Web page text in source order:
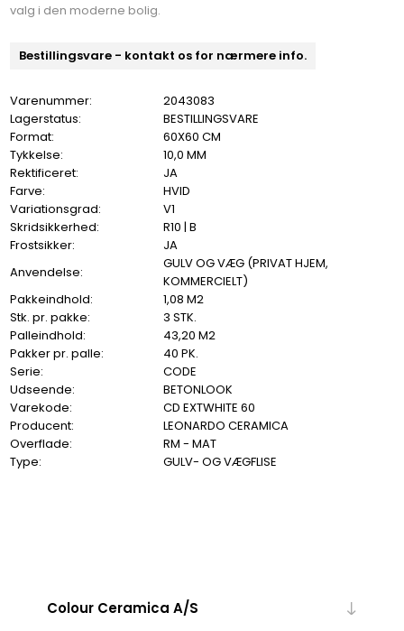
valg i den moderne bolig.
Bestillingsvare - kontakt os for nærmere info.
Varenummer:
2043083
Lagerstatus:
BESTILLINGSVARE
Format:
60X60 CM
Tykkelse:
10,0 MM
Rektificeret:
JA
Farve:
HVID
Variationsgrad:
V1
Skridsikkerhed:
R10 | B
Frostsikker:
JA
Anvendelse:
GULV OG VÆG (PRIVAT HJEM,
KOMMERCIELT)
Pakkeindhold:
1,08 M2
Stk. pr. pakke:
3 STK.
Palleindhold:
43,20 M2
Pakker pr. palle:
40 PK.
Serie:
CODE
Udseende:
BETONLOOK
Varekode:
CD EXTWHITE 60
Producent:
LEONARDO CERAMICA
Overflade:
RM - MAT
Type:
GULV- OG VÆGFLISE
Colour Ceramica A/S